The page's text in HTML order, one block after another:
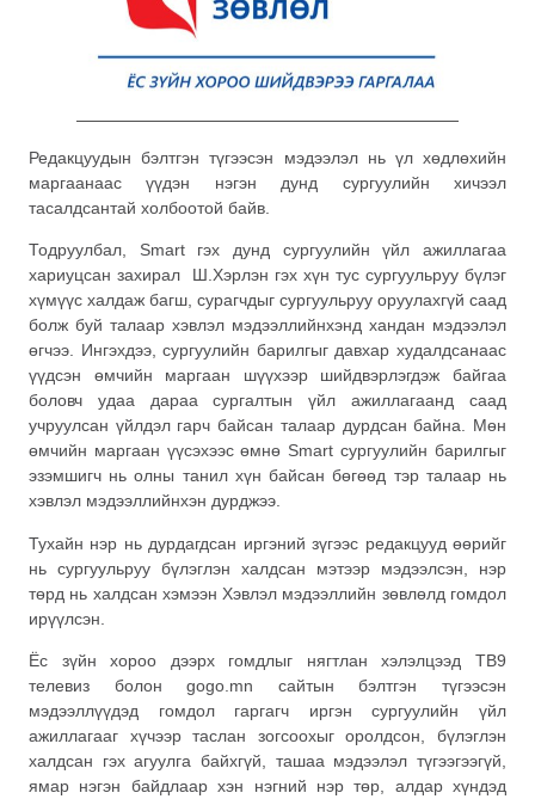
Редакцуудын бэлтгэн түгээсэн мэдээлэл нь үл хөдлөхийн
маргаанаас үүдэн нэгэн дунд сургуулийн хичээл
тасалдсантай холбоотой байв.
Тодруулбал, Smart гэх дунд сургуулийн үйл ажиллагаа
хариуцсан захирал Ш.Хэрлэн гэх хүн тус сургуульруу бүлэг
хүмүүс халдаж багш, сурагчдыг сургуульруу оруулахгүй саад
болж буй талаар хэвлэл мэдээллийнхэнд хандан мэдээлэл
өгчээ. Ингэхдээ, сургуулийн барилгыг давхар худалдсанаас
үүдсэн өмчийн маргаан шүүхээр шийдвэрлэгдэж байгаа
боловч удаа дараа сургалтын үйл ажиллагаанд саад
учруулсан үйлдэл гарч байсан талаар дурдсан байна. Мөн
өмчийн маргаан үүсэхээс өмнө Smart сургуулийн барилгыг
эзэмшигч нь олны танил хүн байсан бөгөөд тэр талаар нь
хэвлэл мэдээллийнхэн дурджээ.
Тухайн нэр нь дурдагдсан иргэний зүгээс редакцууд өөрийг
нь сургуульруу бүлэглэн халдсан мэтээр мэдээлсэн, нэр
төрд нь халдсан хэмээн Хэвлэл мэдээллийн зөвлөлд гомдол
ирүүлсэн.
Ёс зүйн хороо дээрх гомдлыг нягтлан хэлэлцээд ТВ9
телевиз болон gogo.mn сайтын бэлтгэн түгээсэн
мэдээллүүдэд гомдол гаргагч иргэн сургуулийн үйл
ажиллагааг хүчээр таслан зогсоохыг оролдсон, бүлэглэн
халдсан гэх агуулга байхгүй, ташаа мэдээлэл түгээгээгүй,
ямар нэгэн байдлаар хэн нэгний нэр төр, алдар хүндэд